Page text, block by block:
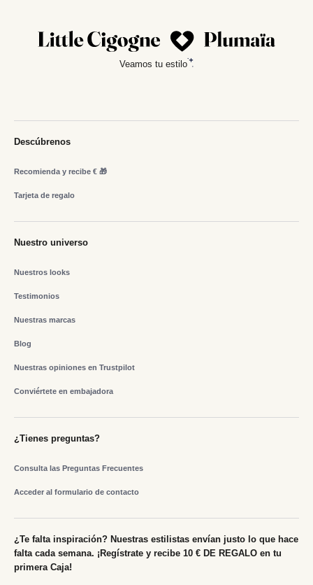
Veamos tu estilo
Descúbrenos
Recomienda y recibe € 🎁
Tarjeta de regalo
Nuestro universo
Nuestros looks
Testimonios
Nuestras marcas
Blog
Nuestras opiniones en Trustpilot
Conviértete en embajadora
¿Tienes preguntas?
Consulta las Preguntas Frecuentes
Acceder al formulario de contacto
¿Te falta inspiración? Nuestras estilistas envían justo lo que hace
falta cada semana. ¡Regístrate y recibe 10 € DE REGALO en tu
primera Caja!